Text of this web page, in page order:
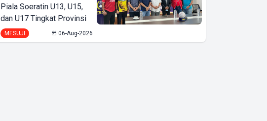
Piala Soeratin U13, U15,
dan U17 Tingkat Provinsi
MESUJI 06-Aug-2026